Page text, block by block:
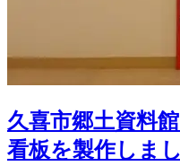
久喜市郷土資料
看板を製作しま